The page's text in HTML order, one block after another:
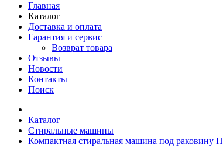
Главная
Каталог
Доставка и оплата
Гарантия и сервис
Возврат товара
Отзывы
Новости
Контакты
Поиск
Каталог
Стиральные машины
Компактная стиральная машина под раковину